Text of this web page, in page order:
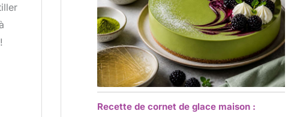
Recette de cornet de glace maison :